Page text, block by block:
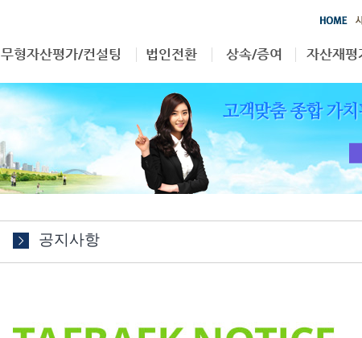
무형자산평가/컨설팅
영업권
특허권
상표권
기타
법인전환
부동산
무형자산
상속/증여
상속/증여
자산재평
자산재평
공지사항